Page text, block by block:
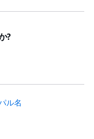
?
ル名